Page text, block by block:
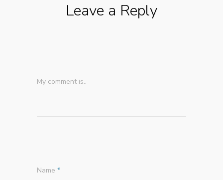
Leave a Reply
My comment is..
Name *